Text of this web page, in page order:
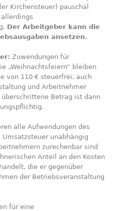
Kirchensteuer) pauschal
Der Arbeitgeber kann die
ansetzen.
Zuwendungen für
„Weihnachtsfeiern“ bleiben
von 110 € steuerfrei, auch
und Arbeitnehmer
Betrag ist dann
alle Aufwendungen des
unabhängig
zurechenbar sind
Anteil an den Kosten
die er gegenüber
der Betriebsveranstaltung
für eine